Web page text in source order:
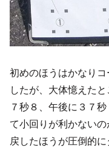
初めのほうはかなり
したが、大体憶えた
７秒８、午後に３７
て小回りが利かない
戻したほうが圧倒的に